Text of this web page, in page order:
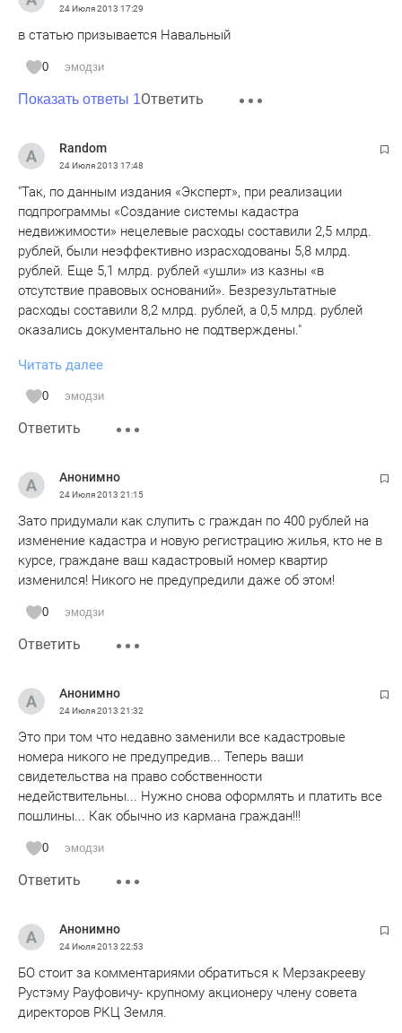
24 Июля 2013 17:29
в статью призывается Навальный
0 эмодзи
Показать ответы 1Ответить
Random
24 Июля 2013 17:48
"Так, по данным издания «Эксперт», при реализации
подпрограммы «Создание системы кадастра
недвижимости» нецелевые расходы составили 2,5 млрд.
рублей, были неэффективно израсходованы 5,8 млрд.
рублей. Еще 5,1 млрд. рублей «ушли» из казны «в
отсутствие правовых оснований». Безрезультатные
расходы составили 8,2 млрд. рублей, а 0,5 млрд. рублей
оказались документально не подтверждены."
НИЧЕГО СЕБЕ! СТОЛЬКО ДЕНЕГ растВОРили И ВСЕ
ЧИСТО? ВСЕ НА МЕСТАХ??? КАК ТАКОЕ ВОЗМОЖНО???
"ЧЕЛОВЕК И ЗАКОНа" на вас нет...РРРРРРР
Читать далее
0 эмодзи
Ответить
Анонимно
24 Июля 2013 21:15
Зато придумали как слупить с граждан по 400 рублей на
изменение кадастра и новую регистрацию жилья, кто не в
курсе, граждане ваш кадастровый номер квартир
изменился! Никого не предупредили даже об этом!
0 эмодзи
Ответить
Анонимно
24 Июля 2013 21:32
Это при том что недавно заменили все кадастровые
номера никого не предупредив... Теперь ваши
свидетельства на право собственности
недействительны... Нужно снова оформлять и платить все
пошлины... Как обычно из кармана граждан!!!
0 эмодзи
Ответить
Анонимно
24 Июля 2013 22:53
БО стоит за комментариями обратиться к Мерзакрееву
Рустэму Рауфовичу- крупному акционеру члену совета
директоров РКЦ Земля.